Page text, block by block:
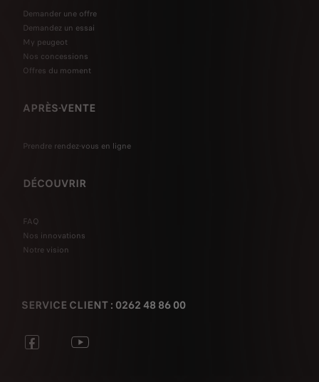
Demander une offre
Demandez un essai
My peugeot
Nos concessions
Offres du moment
APRÈS-VENTE
Prendre rendez-vous en ligne
DÉCOUVRIR
FAQ
Nos innovations
Notre vision
SERVICE CLIENT : 0262 48 86 00